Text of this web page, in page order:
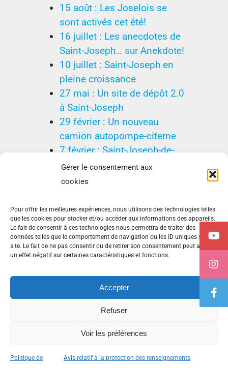
Gérer le consentement aux
cookies
Pour offrir les meilleures expériences, nous utilisons des technologies telles
que les cookies pour stocker et/ou accéder aux informations des appareils.
Le fait de consentir à ces technologies nous permettra de traiter des
données telles que le comportement de navigation ou les ID uniques sur ce
site. Le fait de ne pas consentir ou de retirer son consentement peut avoir
un effet négatif sur certaines caractéristiques et fonctions.
Accepter
Refuser
Voir les préférences
Politique de Avis relatif à la protection des renseignements
15 août : Les Joselois se
sont activés cet été!
16 juillet : Les anecdotes de
Saint-Joseph… sur Anekdote!
10 juillet : Saint-Joseph en
pleine croissance
27 mai : Un site de dépôt 2.0
à Saint-Joseph
29 février : Un nouveau
camion autopompe-citerne
7 février : Saint-Joseph-de-
Beauce, une ville active… et
pro-active
Avis relatif à la protection des renseignements personnels
communications